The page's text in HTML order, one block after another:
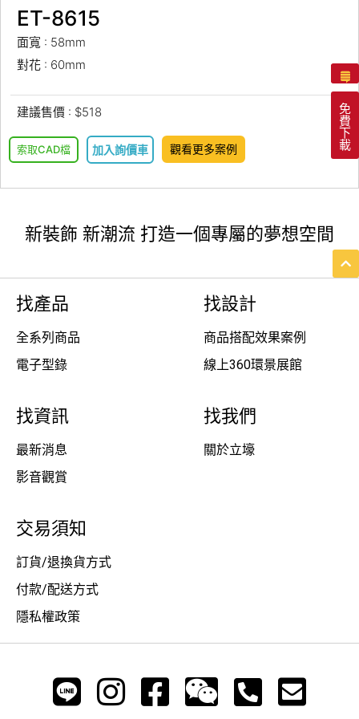
ET-8615
面寬 : 58mm
對花 : 60mm
建議售價 : $518
索取CAD檔 加入詢價車 觀看更多案例
免
費
下
載
新裝飾 新潮流 打造一個專屬的夢想空間
找產品
全系列商品
電子型錄
找設計
商品搭配效果案例
線上360環景展館
找資訊
最新消息
影音觀賞
找我們
關於立壕
交易須知
訂貨/退換貨方式
付款/配送方式
隱私權政策